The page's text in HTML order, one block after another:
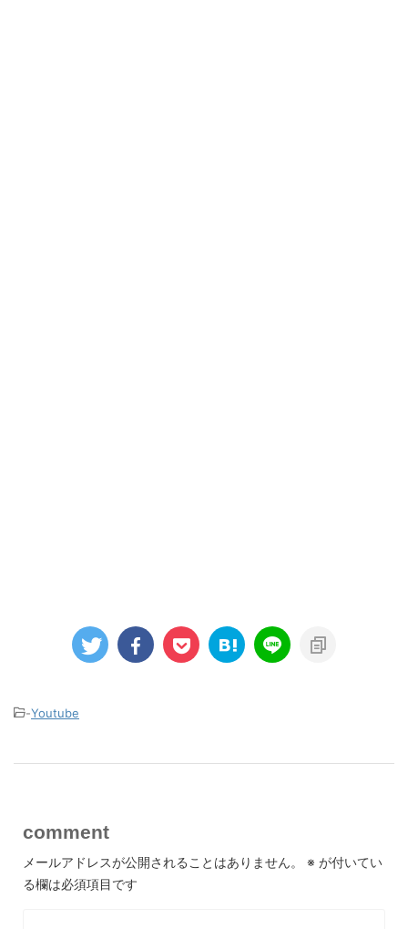
-Youtube
comment
メールアドレスが公開されることはありません。 ※ が付いてい
る欄は必須項目です